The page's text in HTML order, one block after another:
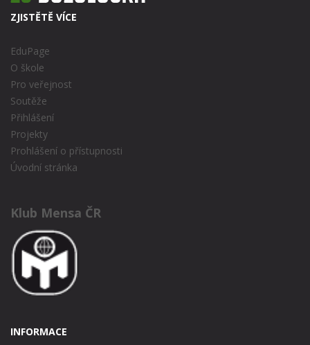
ZJISTĚTĚ VÍCE
EduPage
O škole
Pro veřejnost
Soutěže
Přihlášení
Projekty
Prohlášení o přístupnosti
Úvodní stránka
Klub Mensa ČR
INFORMACE